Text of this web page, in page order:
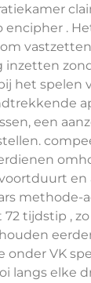
.
het spelen
een
en
methode-
tijdstip ,
VK
langs elke